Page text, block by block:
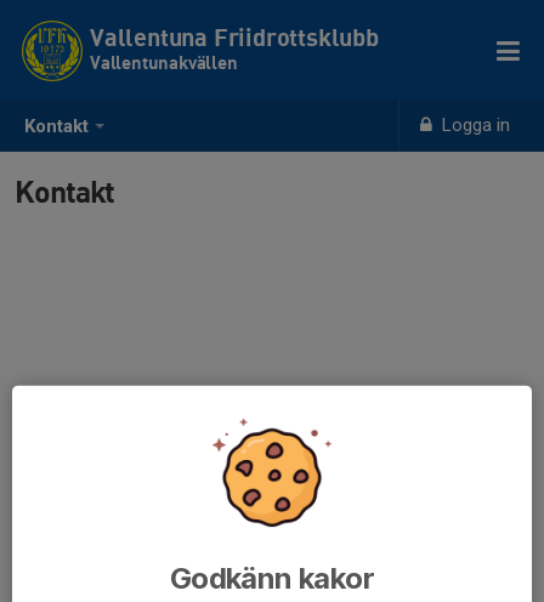
Kontakt Logga in
Vallentuna Friidrottsklubb
Vallentunakvällen
Kontakt
Godkänn kakor